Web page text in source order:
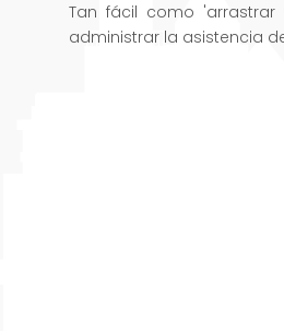
Tan fácil como
administrar la asistencia